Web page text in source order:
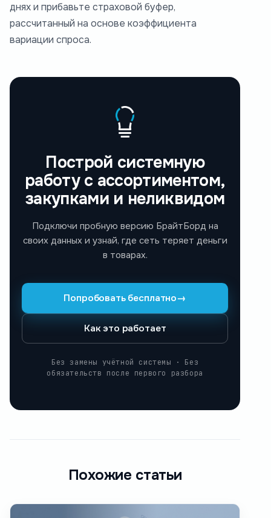
днях и прибавьте страховой буфер,
рассчитанный на основе коэффициента
вариации спроса.
Построй системную
работу с ассортиментом,
закупками и неликвидом
Подключи пробную версию БрайтБорд на
своих данных и узнай, где сеть теряет деньги
в товарах.
Попробовать бесплатно→
Как это работает
Без замены учётной системы · Без
обязательств после первого разбора
Похожие статьи